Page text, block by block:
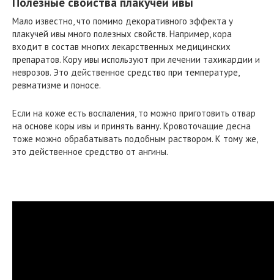
Мало известно, что помимо декоративного эффекта у
плакучей ивы много полезных свойств. Например, кора
входит в состав многих лекарственных медицинских
препаратов. Кору ивы используют при лечении тахикардии и
неврозов. Это действенное средство при температуре,
ревматизме и поносе.
Если на коже есть воспаления, то можно приготовить отвар
на основе коры ивы и принять ванну. Кровоточащие десна
тоже можно обрабатывать подобным раствором. К тому же,
это действенное средство от ангины.